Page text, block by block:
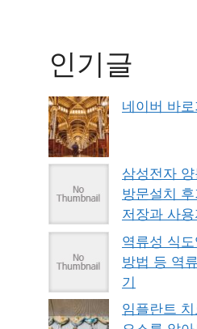
인기글
네이버 바
삼성전자
방문설치
저장과 사
역류성 식
방법 등 역
기
임플란트